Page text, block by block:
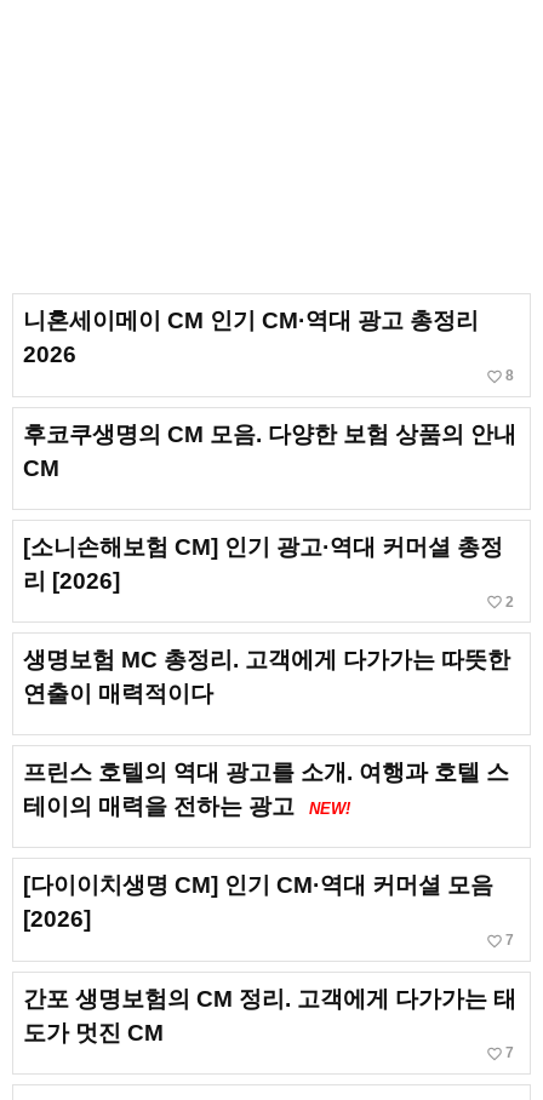
니혼세이메이 CM 인기 CM·역대 광고 총정리
2026
favorite_border 8
후코쿠생명의 CM 모음. 다양한 보험 상품의 안내
CM
[소니손해보험 CM] 인기 광고·역대 커머셜 총정
리 [2026]
favorite_border 2
생명보험 MC 총정리. 고객에게 다가가는 따뜻한
연출이 매력적이다
프린스 호텔의 역대 광고를 소개. 여행과 호텔 스
테이의 매력을 전하는 광고
NEW!
[다이이치생명 CM] 인기 CM·역대 커머셜 모음
[2026]
favorite_border 7
간포 생명보험의 CM 정리. 고객에게 다가가는 태
도가 멋진 CM
favorite_border 7